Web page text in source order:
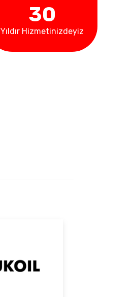
30
Yıldır Hizmetinizdeyiz